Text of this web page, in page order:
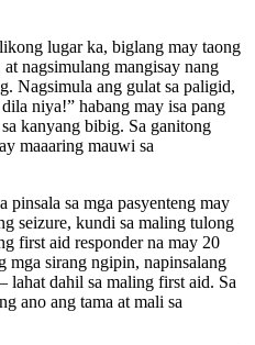
lugar ka, biglang may taong
nagsimulang mangisay nang
Nagsimula ang gulat sa paligid,
niya!” habang may isa pang
kanyang bibig. Sa ganitong
maaaring mauwi sa
pinsala sa mga pasyenteng may
seizure, kundi sa maling tulong
first aid responder na may 20
mga sirang ngipin, napinsalang
dahil sa maling first aid. Sa
ano ang tama at mali sa